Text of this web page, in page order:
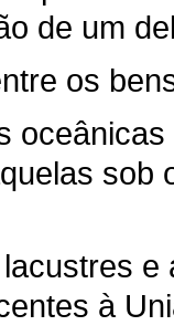
de um
os
sob
à